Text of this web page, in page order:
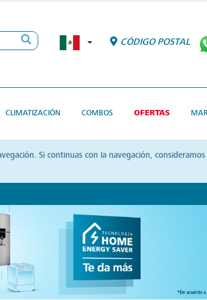
CÓDIGO POSTAL
CLIMATIZACIÓN COMBOS OFERTAS
Si continuas con la navegación,